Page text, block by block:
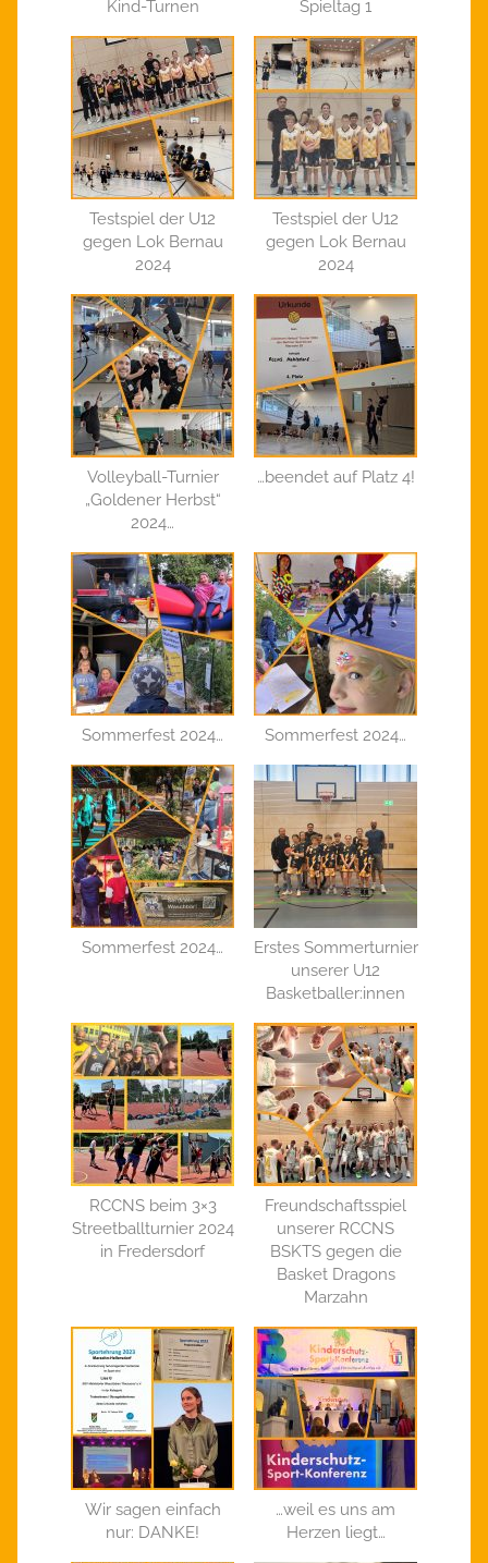
Kind-Turnen
Spieltag 1
Testspiel der U12
gegen Lok Bernau
2024
Testspiel der U12
gegen Lok Bernau
2024
Volleyball-Turnier
„Goldener Herbst“
2024…
…beendet auf Platz 4!
Sommerfest 2024… Sommerfest 2024…
Sommerfest 2024…
Erstes Sommerturnier
unserer U12
Basketballer:innen
RCCNS beim 3×3
Streetballturnier 2024
in Fredersdorf
Freundschaftsspiel
unserer RCCNS
BSKTS gegen die
Basket Dragons
Marzahn
Wir sagen einfach
nur: DANKE!
…weil es uns am
Herzen liegt…